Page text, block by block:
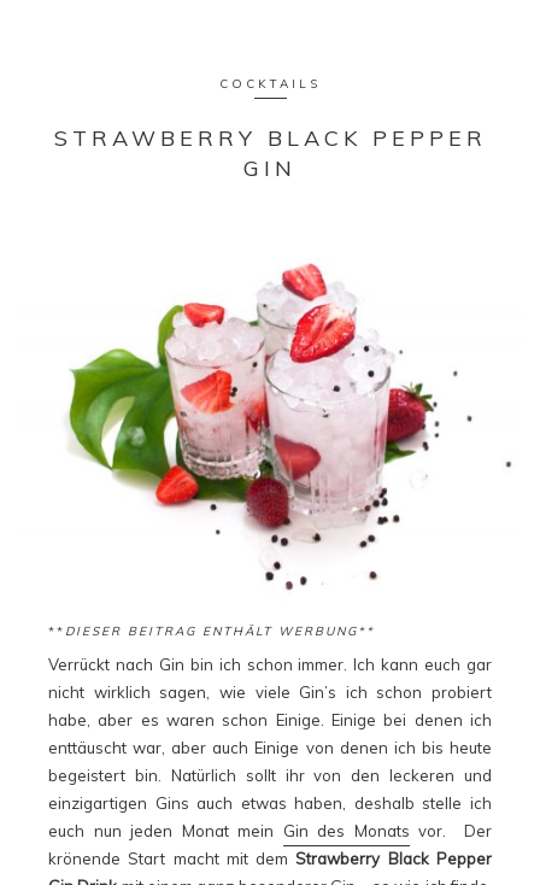
COCKTAILS
STRAWBERRY BLACK PEPPER
GIN
** DIESER BEITRAG ENTHÄLT WERBUNG**
Verrückt nach Gin bin ich schon immer. Ich kann euch gar
nicht wirklich sagen, wie viele Gin’s ich schon probiert
habe, aber es waren schon Einige. Einige bei denen ich
enttäuscht war, aber auch Einige von denen ich bis heute
begeistert bin. Natürlich sollt ihr von den leckeren und
einzigartigen Gins auch etwas haben, deshalb stelle ich
euch nun jeden Monat mein Gin des Monats vor. Der
krönende Start macht mit dem Strawberry Black Pepper